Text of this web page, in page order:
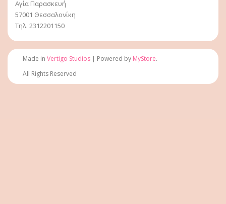
Αγία Παρασκευή
57001 Θεσσαλονίκη
Τηλ. 2312201150
Made in Vertigo Studios | Powered by MyStore.
All Rights Reserved